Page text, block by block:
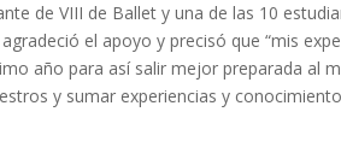
de VIII de Ballet y una de las 10
el apoyo y precisó que “mis
año para así salir mejor preparada al
y sumar experiencias y